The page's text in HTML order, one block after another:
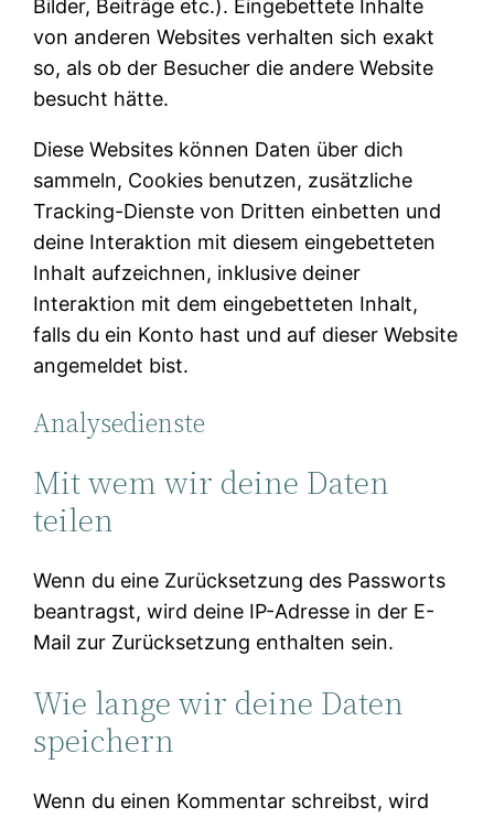
Bilder, Beiträge etc.). Eingebettete Inhalte
von anderen Websites verhalten sich exakt
so, als ob der Besucher die andere Website
besucht hätte.
Diese Websites können Daten über dich
sammeln, Cookies benutzen, zusätzliche
Tracking-Dienste von Dritten einbetten und
deine Interaktion mit diesem eingebetteten
Inhalt aufzeichnen, inklusive deiner
Interaktion mit dem eingebetteten Inhalt,
falls du ein Konto hast und auf dieser Website
angemeldet bist.
Analysedienste
Mit wem wir deine Daten
teilen
Wenn du eine Zurücksetzung des Passworts
beantragst, wird deine IP-Adresse in der E-
Mail zur Zurücksetzung enthalten sein.
Wie lange wir deine Daten
speichern
Wenn du einen Kommentar schreibst, wird